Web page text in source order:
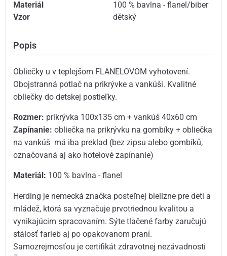
Materiál
100 % bavlna - flanel/biber
Vzor
dětský
Popis
Obliečky u v teplejšom FLANELOVOM vyhotovení.
Obojstranná potlač na prikrývke a vankúši. Kvalitné
obliečky do detskej postieľky.
Rozmer: prikrývka 100x135 cm + vankúš 40x60 cm
Zapínanie:obliečka na prikrývku na gombíky + obliečka
na vankúš má iba preklad (bez zipsu alebo gombíků,
označovaná aj ako hotelové zapínanie)
Materiál: 100 % bavlna - flanel
Herding je nemecká značka posteľnej bielizne pre deti a
mládež, ktorá sa vyznačuje prvotriednou kvalitou a
vynikajúcim spracovaním. Sýte tlačené farby zaručujú
stálosť farieb aj po opakovanom praní.
Samozrejmosťou je certifikát zdravotnej nezávadnosti